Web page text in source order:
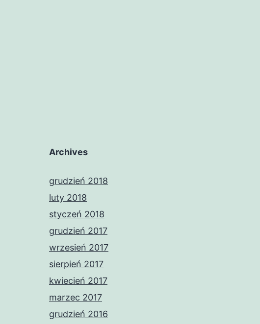
Archives
grudzień 2018
luty 2018
styczeń 2018
grudzień 2017
wrzesień 2017
sierpień 2017
kwiecień 2017
marzec 2017
grudzień 2016